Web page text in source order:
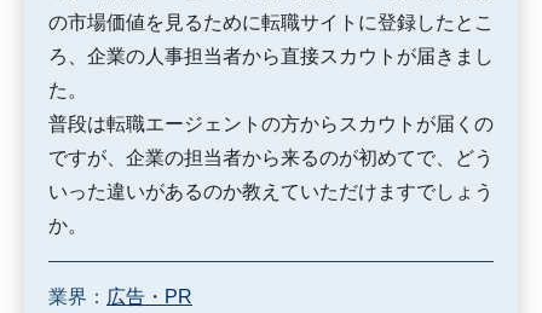
の市場価値を見るために転職サイトに登録したとこ
ろ、企業の人事担当者から直接スカウトが届きまし
た。
普段は転職エージェントの方からスカウトが届くの
ですが、企業の担当者から来るのが初めてで、どう
いった違いがあるのか教えていただけますでしょう
か。
業界： 広告・PR